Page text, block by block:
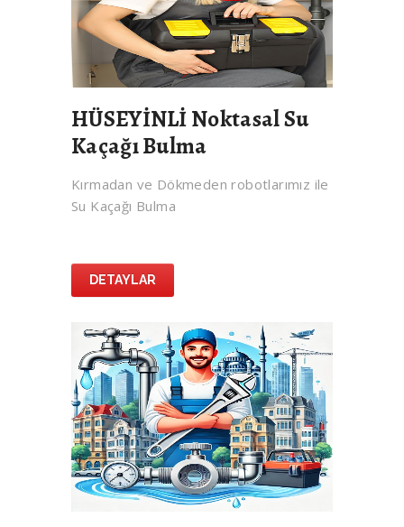
HÜSEYİNLİ Noktasal Su
Kaçağı Bulma
Kırmadan ve Dökmeden robotlarımız ile
Su Kaçağı Bulma
DETAYLAR